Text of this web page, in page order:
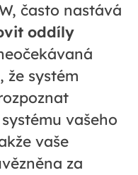
často nastává
oddíly
že systém
vašeho
vaše
za